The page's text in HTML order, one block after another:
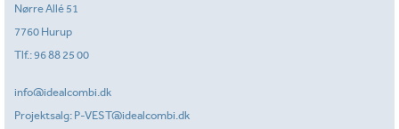
Nørre Allé 51
7760 Hurup
Tlf.:96 88 25 00
info@idealcombi.dk
Projektsalg: P-VEST@idealcombi.dk